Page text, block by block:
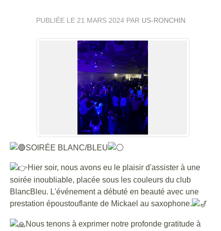
PUBLIÉE LE 21 MARS 2024PAR US-RONCHIN
SOIRÉE BLANC/BLEU
Hier soir, nous avons eu le plaisir d'assister à une
soirée inoubliable, placée sous les couleurs du club
BlancBleu. L'événement a débuté en beauté avec une
prestation époustouflante de Mickael au saxophone.
Nous tenons à exprimer notre profonde gratitude à